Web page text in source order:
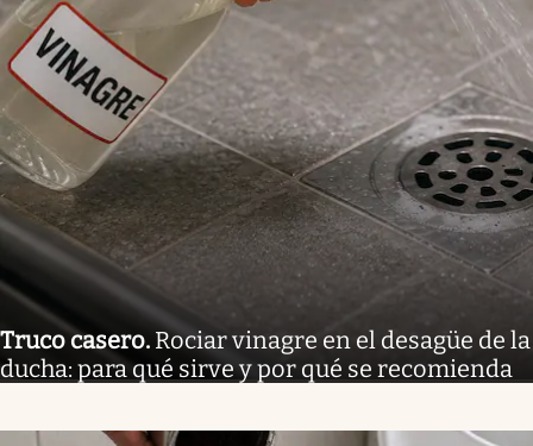
Truco casero. Rociar vinagre en el desagüe de la
ducha: para qué sirve y por qué se recomienda